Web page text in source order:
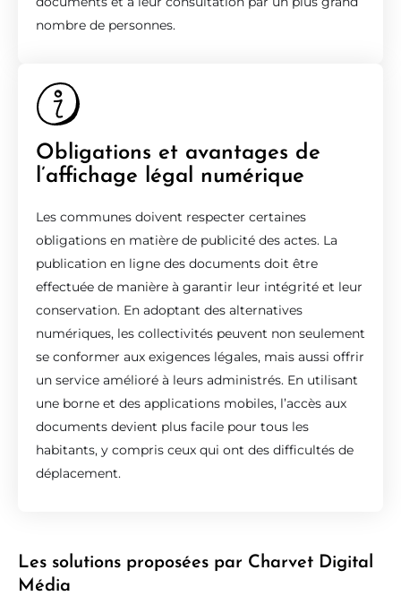
nombre de personnes.
Obligations et avantages de
l’affichage légal numérique
Les communes doivent respecter certaines
obligations en matière de publicité des actes. La
publication en ligne des documents doit être
effectuée de manière à garantir leur intégrité et leur
conservation. En adoptant des alternatives
numériques, les collectivités peuvent non seulement
se conformer aux exigences légales, mais aussi offrir
un service amélioré à leurs administrés. En utilisant
une borne et des applications mobiles, l’accès aux
documents devient plus facile pour tous les
habitants, y compris ceux qui ont des difficultés de
déplacement.
Les solutions proposées par Charvet Digital
Média